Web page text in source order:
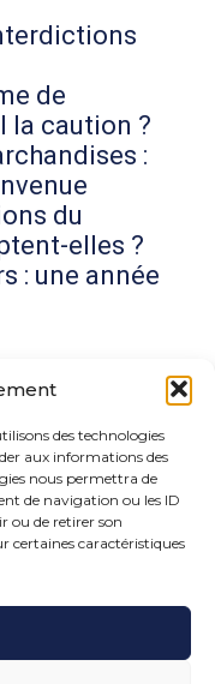
des technologies
aux informations des
nous permettra de
de navigation ou les ID
ou de retirer son
certaines caractéristiques
de
la caution ?
:
du
elles ?
: une année
Quincy